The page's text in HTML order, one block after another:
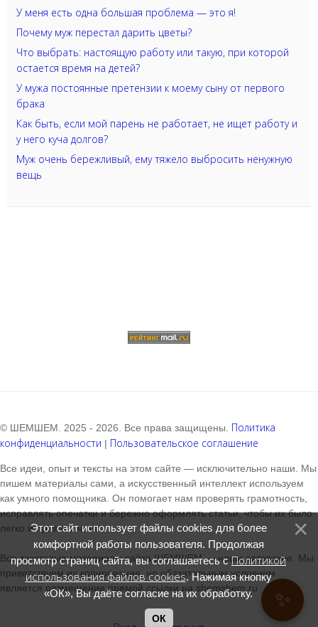
У меня есть одна большая проблема — это я!
Почему муж перестал дарить цветы?
Что выбрать: настоящую работу или такую, при которой
остается время на детей?
У мужа постоянные претензии к моему сыну от первого
брака
Как быть, если мой парень не работает, не ищет работу и
у него куча долгов?
Муж очень бережливый, ему тяжело выбросить ненужную
вещь
✨
© ШЕМШЕМ. 2025 - 2026. Все права защищены. Политика
конфиденциальности | Пользовательское соглашение
Все идеи, опыт и тексты на этом сайте — исключительно наши. Мы
пишем материалы сами, а искусственный интеллект используем
как умного помощника. Он помогает нам проверять грамотность,
исправлять опечатки и бережно оформлять статьи, чтобы их было
легко и приятно читать.
Все текстовые материалы сайта ШЕМШЕМ — наши авторские. Мы
приветствуем их копирование, но обязательным условием
является размещение прямой ссылки на shemshem.ru
Этот сайт использует файлы cookies для более
комфортной работы пользователя. Продолжая
просмотр страниц сайта, вы соглашаетесь сПолитикой
использования файлов cookies. Нажимая кнопку
«ОК», Вы даёте согласие на их обработку.
ОК